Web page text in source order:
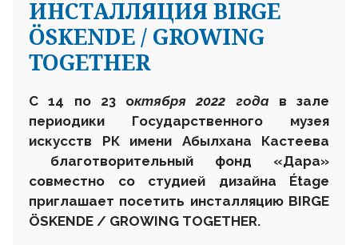
ИНСТАЛЛЯЦИЯ BIRGE
ÖSKENDE / GROWING
TOGETHER
С 14 по 23 октября 2022 года в зале
периодики Государственного музея
искусств РКимени Абылхана Кастеева
благотворительный фонд «Дара»
совместно со студией дизайна Étage
приглашает посетить инсталляцию BIRGE
ÖSKENDE / GROWING TOGETHER.